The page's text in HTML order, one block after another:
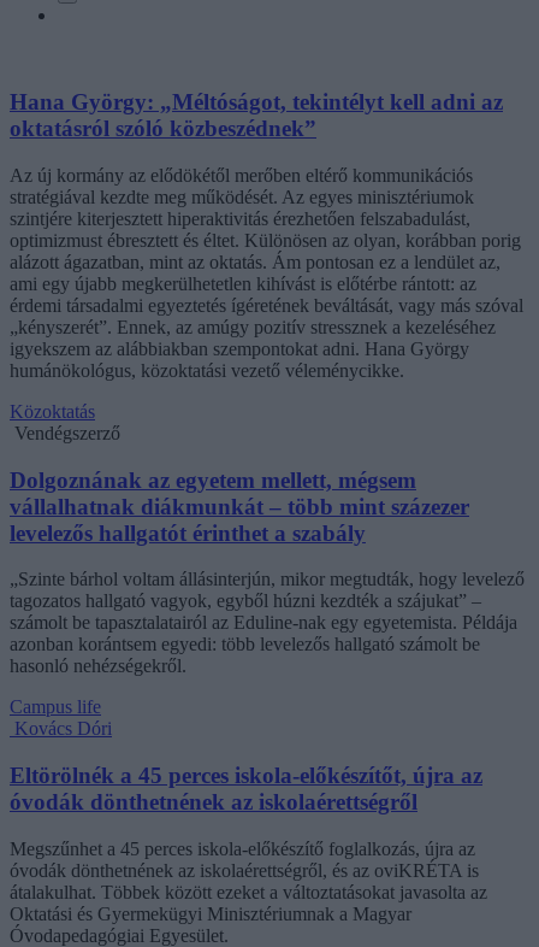
Hana György: „Méltóságot, tekintélyt kell adni az
oktatásról szóló közbeszédnek”
Az új kormány az elődökétől merőben eltérő kommunikációs
stratégiával kezdte meg működését. Az egyes minisztériumok
szintjére kiterjesztett hiperaktivitás érezhetően felszabadulást,
optimizmust ébresztett és éltet. Különösen az olyan, korábban porig
alázott ágazatban, mint az oktatás. Ám pontosan ez a lendület az,
ami egy újabb megkerülhetetlen kihívást is előtérbe rántott: az
érdemi társadalmi egyeztetés ígéretének beváltását, vagy más szóval
„kényszerét”. Ennek, az amúgy pozitív stressznek a kezeléséhez
igyekszem az alábbiakban szempontokat adni. Hana György
humánökológus, közoktatási vezető véleménycikke.
Közoktatás
Vendégszerző
Dolgoznának az egyetem mellett, mégsem
vállalhatnak diákmunkát – több mint százezer
levelezős hallgatót érinthet a szabály
„Szinte bárhol voltam állásinterjún, mikor megtudták, hogy levelező
tagozatos hallgató vagyok, egyből húzni kezdték a szájukat” –
számolt be tapasztalatairól az Eduline-nak egy egyetemista. Példája
azonban korántsem egyedi: több levelezős hallgató számolt be
hasonló nehézségekről.
Campus life
Kovács Dóri
Eltörölnék a 45 perces iskola-előkészítőt, újra az
óvodák dönthetnének az iskolaérettségről
Megszűnhet a 45 perces iskola-előkészítő foglalkozás, újra az
óvodák dönthetnének az iskolaérettségről, és az oviKRÉTA is
átalakulhat. Többek között ezeket a változtatásokat javasolta az
Oktatási és Gyermekügyi Minisztériumnak a Magyar
Óvodapedagógiai Egyesület.